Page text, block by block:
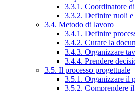
3.3.1. Coordinatore
3.3.2. Definire ruoli e
3.4. Metodo di lavoro
3.4.1. Definire
3.4.2. Curare la
3.4.3. Organizzare
3.4.4. Prendere
3.5. Il processo progettuale
3.5.1. Organizzare il
3.5.2. Comprendere